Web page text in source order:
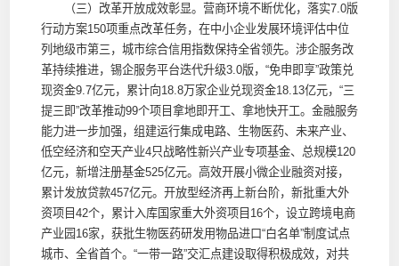
（三）改革开放成效彰显。营商环境不断优化，落实7.0版
行动方案150项重点改革任务，在中小企业发展环境评估中位
列地级市第三，城市综合信用指数保持全省领先。涉企服务改
革持续推进，锡企服务平台迭代升级3.0版，“免申即享”政策兑
现资金9.7亿元，累计向18.8万家企业兑现资金18.13亿元，“三
提三即”改革推动99个项目拿地即开工、拿地快开工。金融服务
能力进一步加强，组建运行集成电路、生物医药、未来产业、
低空经济和空天产业4只战略性新兴产业专项基金、总规模120
亿元，新增注册基金525亿元。高效开展小微企业融资对接，
累计发放贷款457亿元。开放型经济再上新台阶，新批重大外
资项目42个，累计入库国家重大外资项目16个，设立跨境电商
产业园16家，获批生物医药研发用物品进口“白名单”制度试点
城市、全省首个。“一带一路”交汇点建设取得积极成效，对共